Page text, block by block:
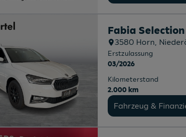
Fabia Selection
3580 Horn,
Erstzulassung
03/2026
Kilometerstand
2.000 km
Fahrzeug &